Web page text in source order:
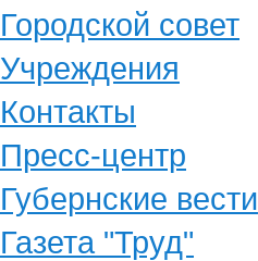
Городской совет
Учреждения
Контакты
Пресс-центр
Губернские вести
Газета "Труд"